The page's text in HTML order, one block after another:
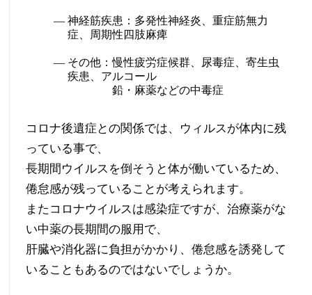
専
門
治
療
神経筋疾患：多発性神経炎、重症筋無力
症、周期性四肢麻痺
その他：慢性疲労症候群、尿毒症、寄生虫
疾患、アルコール
鉛・麻薬などの中毒症
コロナ後遺症との関係では、ウィルスが体内に残
っている事で、
長期間ウイルスを倒そうと体が働いているため、
倦怠感が残っていることが考えられます。
またコロナウイルスは感染症ですが、治療薬がな
い中薬の長期間の服用で、
肝臓や消化器に負担がかかり、倦怠感を誘発して
いることもあるのではないでしょうか。